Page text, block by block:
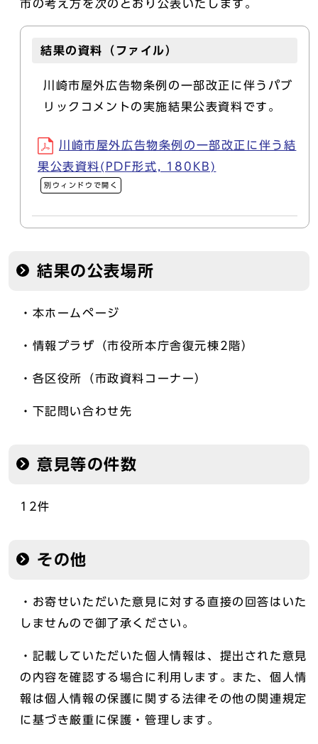
市の考え方を次のとおり公表いたします。
結果の資料（ファイル）
川崎市屋外広告物条例の一部改正に伴うパブ
リックコメントの実施結果公表資料です。
川崎市屋外広告物条例の一部改正に伴う結
果公表資料(PDF形式, 180KB)
別ウィンドウで開く
結果の公表場所
・本ホームページ
・情報プラザ（市役所本庁舎復元棟2階）
・各区役所（市政資料コーナー）
・下記問い合わせ先
意見等の件数
12件
その他
・お寄せいただいた意見に対する直接の回答はいた
しませんので御了承ください。
・記載していただいた個人情報は、提出された意見
の内容を確認する場合に利用します。また、個人情
報は個人情報の保護に関する法律その他の関連規定
に基づき厳重に保護・管理します。